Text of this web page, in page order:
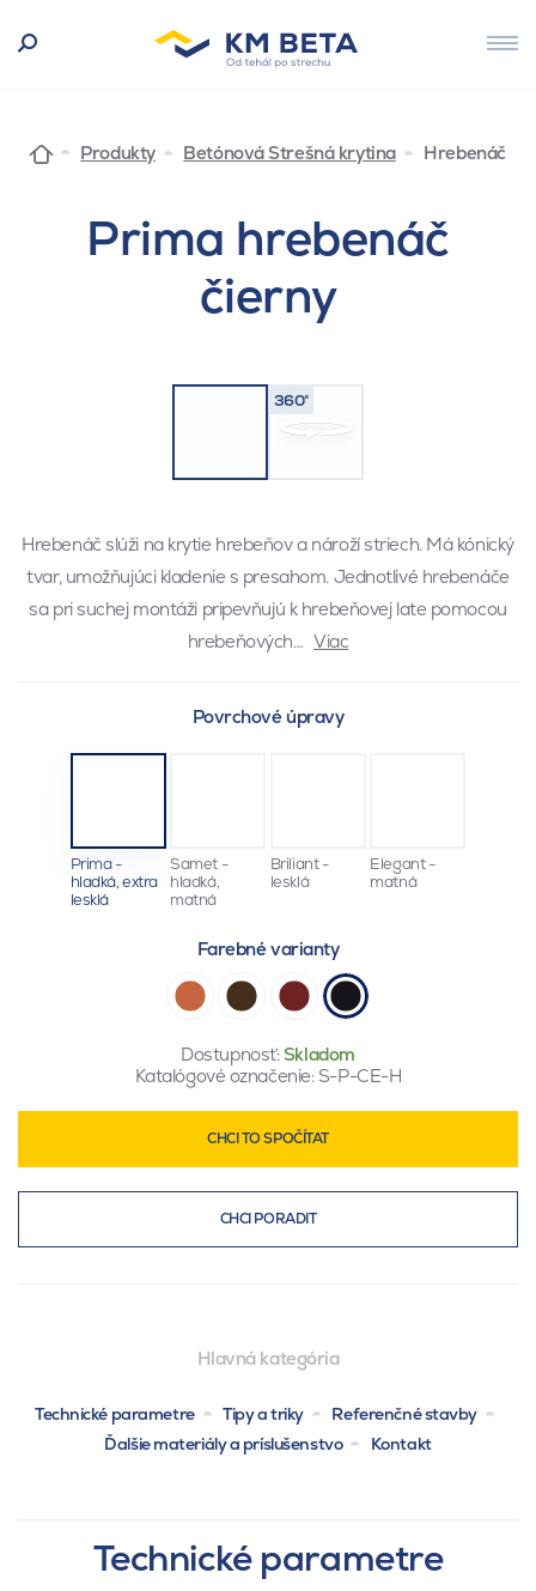
Produkty Betónová Strešná krytina Hrebenáč
Prima hrebenáč
čierny
360°
Hrebenáč slúži na krytie hrebeňov a nároží striech. Má kónický
tvar, umožňujúci kladenie s presahom. Jednotlivé hrebenáče
sa pri suchej montáži pripevňujú k hrebeňovej late pomocou
hrebeňových… Viac
Povrchové úpravy
Prima -
hladká, extra
lesklá
Samet -
hladká,
matná
Briliant -
lesklá
Elegant -
matná
Farebné varianty
Dostupnosť:Skladom
Katalógové označenie: S-P-CE-H
CHCI TO SPOČÍTAT
CHCI PORADIT
Hlavná kategória
Technické parametre Tipy a triky
Referenčné stavby
Ďalšie materiály a príslušenstvo
Kontakt
Technické parametre